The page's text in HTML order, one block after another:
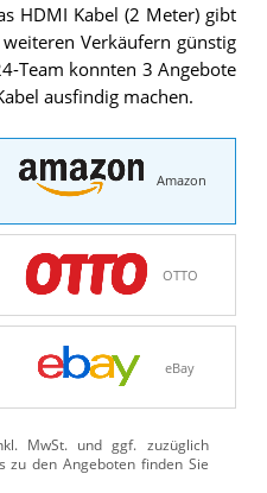
HDMI Kabel (2 Meter) gibt
Verkäufern günstig
Team konnten 3 Angebote
ausfindig machen.
Amazon
OTTO
eBay
MwSt. und ggf. zuzüglich
zu den Angeboten finden Sie